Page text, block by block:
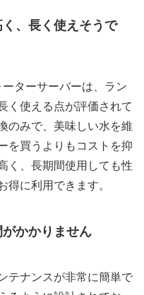
、長く使えそうで
ターサーバーは、ラン
く使える点が評価されて
のみで、美味しい水を維
を買うよりもコストを抑
く、長期間使用しても性
得に利用できます。
かかりません
テナンスが非常に簡単で